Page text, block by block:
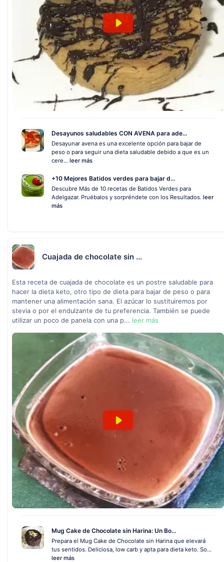
Desayunos saludables CON AVENA para ade...
Desayunar avena es una excelente opción para bajar de
peso o para seguir una dieta saludable debido a que es un
cere... leer más
+10 Mejores Batidos verdes para bajar d...
Descubre Más de 10 recetas de Batidos Verdes para
Adelgazar. Pruébalos y sorpréndete con los Resultados. leer
más
Cuajada de chocolate sin ...
Esta receta de cuajada de chocolate es un postre saludable para
hacer la dieta keto, otro tipo de dieta para bajar de peso o para
mantener una alimentación sana. El azúcar lo sustituiremos por
stevia o por el endulzante de tu preferencia. También se puede
utilizar un poco de panela con una p... leer más
Mug Cake de Chocolate sin Harina: Un Bo...
Prepara el Mug Cake de Chocolate sin Harina que elevará
tus sentidos. Deliciosa, low carb y apta para dieta keto. So...
leer más